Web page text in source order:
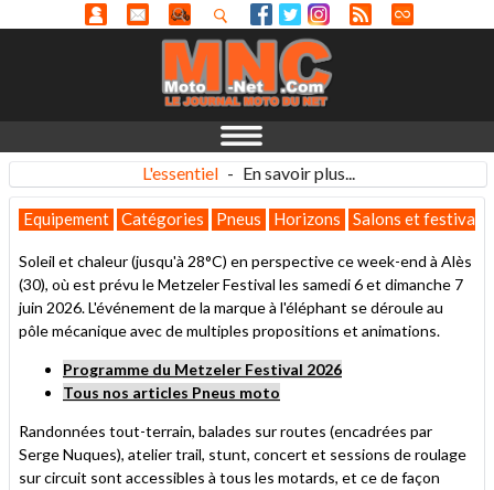
L'essentiel - En savoir plus...
Equipement Catégories Pneus Horizons Salons et festivals
Soleil et chaleur (jusqu'à 28°C) en perspective ce week-end à Alès
(30), où est prévu le Metzeler Festival les samedi 6 et dimanche 7
juin 2026. L'événement de la marque à l'éléphant se déroule au
pôle mécanique avec de multiples propositions et animations.
Programme du Metzeler Festival 2026
Tous nos articles Pneus moto
Randonnées tout-terrain, balades sur routes (encadrées par
Serge Nuques), atelier trail, stunt, concert et sessions de roulage
sur circuit sont accessibles à tous les motards, et ce de façon